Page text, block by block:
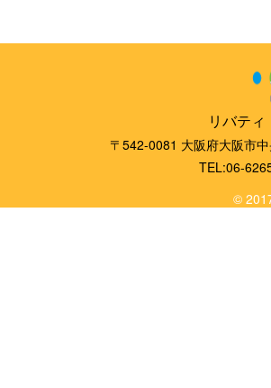
リバテ
〒542-0081 大阪府大阪市
TEL:06-
©